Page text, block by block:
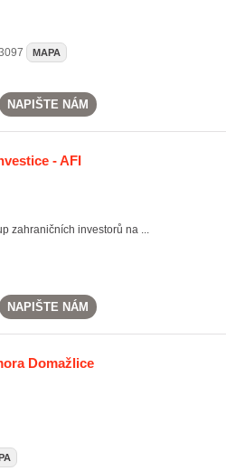
MAPA
NAPIŠTE NÁM
- AFI
zahraničních investorů na ...
NAPIŠTE NÁM
Domažlice